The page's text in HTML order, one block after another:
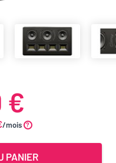
€
/mois
PANIER